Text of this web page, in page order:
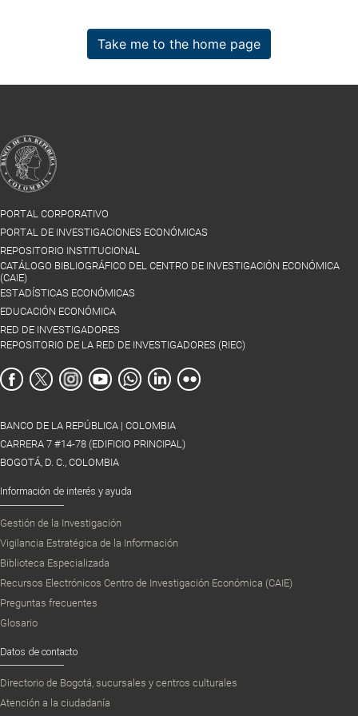
Take me to the home page
PORTAL CORPORATIVO
PORTAL DE INVESTIGACIONES ECONÓMICAS
REPOSITORIO INSTITUCIONAL
CATÁLOGO BIBLIOGRÁFICO DEL CENTRO DE INVESTIGACIÓN ECONÓMICA
(CAIE)
ESTADÍSTICAS ECONÓMICAS
EDUCACIÓN ECONÓMICA
RED DE INVESTIGADORES
REPOSITORIO DE LA RED DE INVESTIGADORES (RIEC)
BANCO DE LA REPÚBLICA | COLOMBIA
CARRERA 7 #14-78 (EDIFICIO PRINCIPAL)
BOGOTÁ, D. C., COLOMBIA
Información de interés y ayuda
Gestión de la Investigación
Vigilancia Estratégica de la Información
Biblioteca Especializada
Recursos Electrónicos Centro de Investigación Económica (CAIE)
Preguntas frecuentes
Glosario
Datos de contacto
Directorio de Bogotá, sucursales y centros culturales
Atención a la ciudadanía